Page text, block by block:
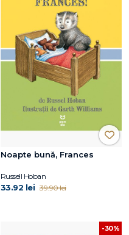
Noapte bună, Frances
Russell Hoban
33.92 lei 39.90 lei
-30%